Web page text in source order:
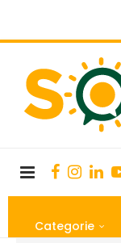
Categorie